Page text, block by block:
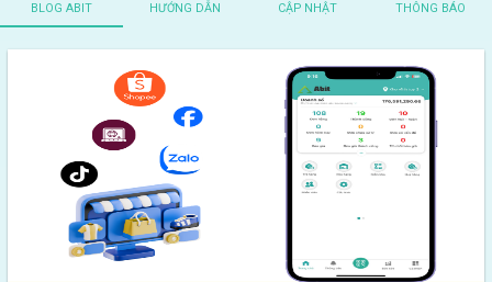
BLOG ABIT HƯỚNG DẪN CẬP NHẬT THÔNG BÁO